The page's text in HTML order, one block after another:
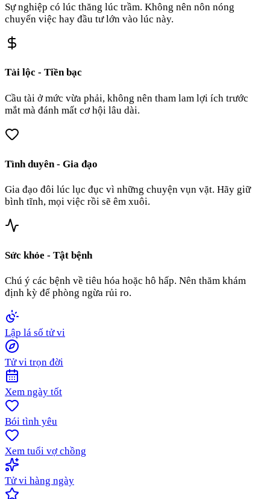
Sự nghiệp có lúc thăng lúc trầm. Không nên nôn nóng
chuyển việc hay đầu tư lớn vào lúc này.
Tài lộc - Tiền bạc
Cầu tài ở mức vừa phải, không nên tham lam lợi ích trước
mắt mà đánh mất cơ hội lâu dài.
Tình duyên - Gia đạo
Gia đạo đôi lúc lục đục vì những chuyện vụn vặt. Hãy giữ
bình tĩnh, mọi việc rồi sẽ êm xuôi.
Sức khỏe - Tật bệnh
Chú ý các bệnh về tiêu hóa hoặc hô hấp. Nên thăm khám
định kỳ để phòng ngừa rủi ro.
Lập lá số tử vi
Tử vi trọn đời
Xem ngày tốt
Bói tình yêu
Xem tuổi vợ chồng
Tử vi hàng ngày